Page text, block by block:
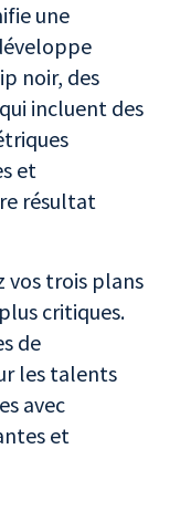
une
noir, des
incluent des
et
résultat
vos trois plans
critiques.
de
les talents
avec
et